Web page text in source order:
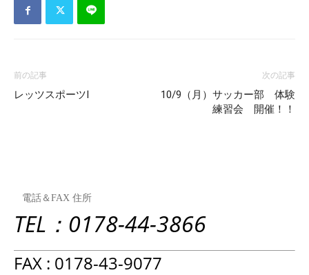
前の記事
レッツスポーツⅠ
次の記事
10/9（月）サッカー部 体験
練習会 開催！！
電話＆FAX 住所
TEL：0178-44-3866
FAX : 0178-43-9077